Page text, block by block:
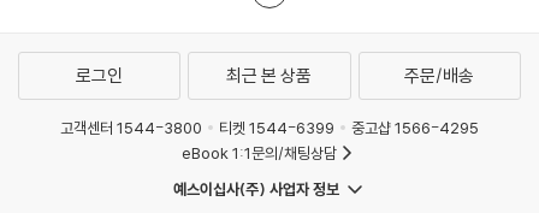
로그인 최근 본 상품 주문/배송
고객센터 1544-3800 티켓 1544-6399
중고샵 1566-4295
eBook 1:1문의/채팅상담
예스이십사(주) 사업자 정보